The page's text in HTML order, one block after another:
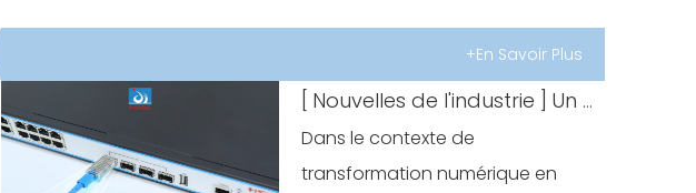
+En Savoir Plus
[ Nouvelles de l'industrie ] Un guide complet sur le passage direct au stick GPON : création d'une solution de réseau entièrement optique minimaliste et à faible coût
Dans le contexte de
transformation numérique en